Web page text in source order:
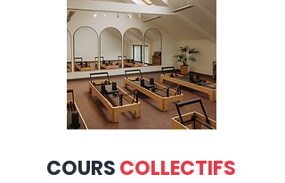
COURSCOLLECTIFS